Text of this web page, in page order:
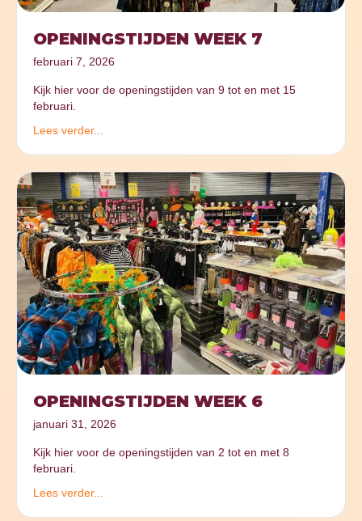
OPENINGSTIJDEN WEEK 7
februari 7, 2026
Kijk hier voor de openingstijden van 9 tot en met 15
februari.
Lees verder...
OPENINGSTIJDEN WEEK 6
januari 31, 2026
Kijk hier voor de openingstijden van 2 tot en met 8
februari.
Lees verder...